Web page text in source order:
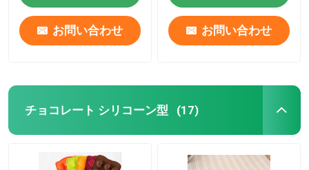
お問い合わせ お問い合わせ
チョコレート シリコーン型 (17)